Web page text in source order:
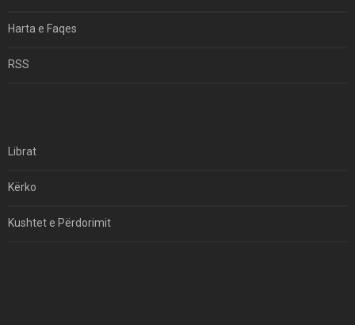
Harta e Faqes
RSS
Librat
Kërko
Kushtet e Përdorimit